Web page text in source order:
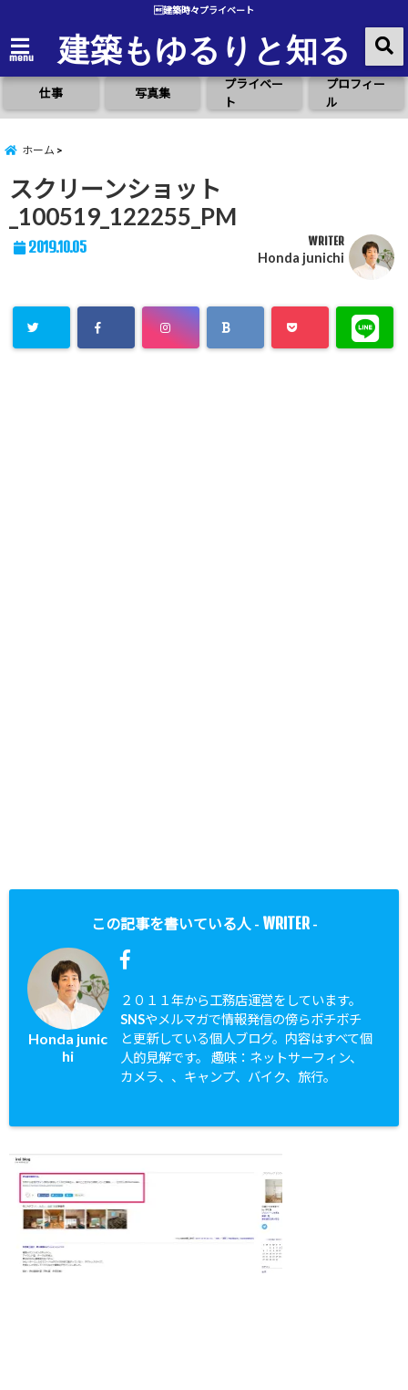
建築時々プライベート
menu 建築もゆるりと知る
仕事 写真集
プライベー
ト
プロフィー
ル
ホーム
スクリーンショット
_100519_122255_PM
2019.10.05 WRITER
Honda junichi
この記事を書いている人 - WRITER-
Honda junic
hi
２０１１年から工務店運営をしています。
SNSやメルマガで情報発信の傍らボチボチ
と更新している個人ブログ。内容はすべて個
人的見解です。 趣味：ネットサーフィン、
カメラ、、キャンプ、バイク、旅行。